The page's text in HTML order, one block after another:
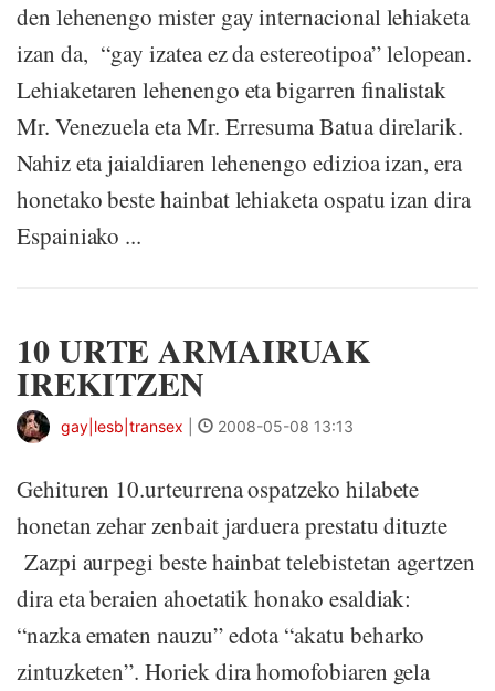
den lehenengo mister gay internacional lehiaketa
izan da, “gay izatea ez da estereotipoa” lelopean.
Lehiaketaren lehenengo eta bigarren finalistak
Mr. Venezuela eta Mr. Erresuma Batua direlarik.
Nahiz eta jaialdiaren lehenengo edizioa izan, era
honetako beste hainbat lehiaketa ospatu izan dira
Espainiako ...
10 URTE ARMAIRUAK
IREKITZEN
gay|lesb|transex 2008-05-08 13:13
Gehituren 10.urteurrena ospatzeko hilabete
honetan zehar zenbait jarduera prestatu dituzte
Zazpi aurpegi beste hainbat telebistetan agertzen
dira eta beraien ahoetatik honako esaldiak:
“nazka ematen nauzu” edota “akatu beharko
zintuzketen”. Horiek dira homofobiaren gela